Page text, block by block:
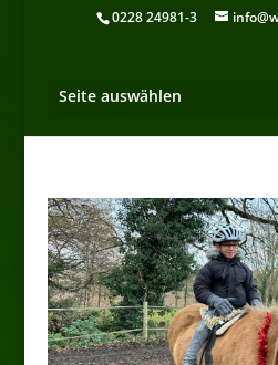
0228 24981-3
Seite auswählen